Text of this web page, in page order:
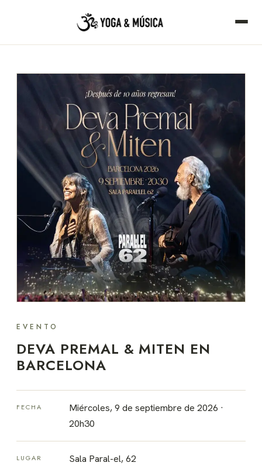
EVENTO
DEVA PREMAL & MITEN EN
BARCELONA
FECHA
Miércoles, 9 de septiembre de 2026 ·
20h30
LUGAR Sala Paral-el, 62